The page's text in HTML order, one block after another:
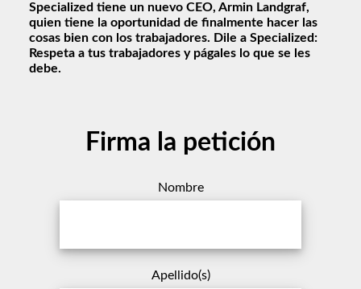
Specialized tiene un nuevo CEO, Armin Landgraf,
quien tiene la oportunidad de finalmente hacer las
cosas bien con los trabajadores. Dile a Specialized:
Respeta a tus trabajadores y págales lo que se les
debe.
Firma la petición
Nombre
Apellido(s)